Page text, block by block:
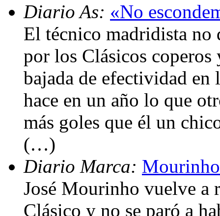
Diario As: «No
El técnico madridista no
por los Clásicos
bajada de efectividad en
hace en un año lo que
más goles que él un
(…)
Diario Marca:
José Mourinho vuelve a
Clásico y no se paró a